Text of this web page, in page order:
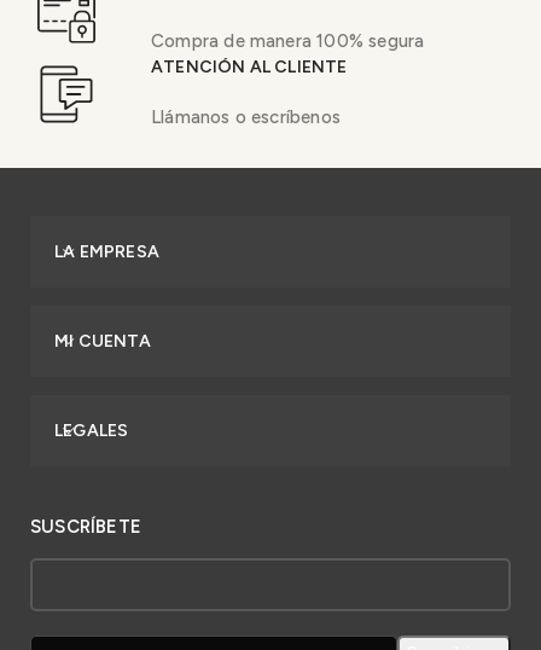
Compra de manera 100% segura
ATENCIÓN AL CLIENTE
Llámanos o escríbenos
LA EMPRESA
MI CUENTA
LEGALES
SUSCRÍBETE